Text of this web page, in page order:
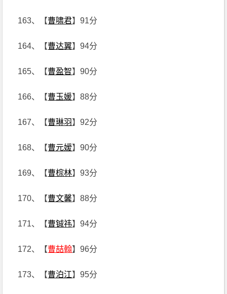
163、【曹啸君】91分
164、【曹达翼】94分
165、【曹盈智】90分
166、【曹玉媛】88分
167、【曹琳羽】92分
168、【曹元嫒】90分
169、【曹棕林】93分
170、【曹文馨】88分
171、【曹铖祎】94分
172、【曹喆翰】96分
173、【曹泊江】95分